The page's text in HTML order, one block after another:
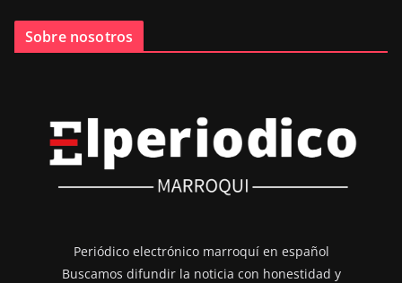
Sobre nosotros
Periódico electrónico marroquí en español
Buscamos difundir la noticia con honestidad y